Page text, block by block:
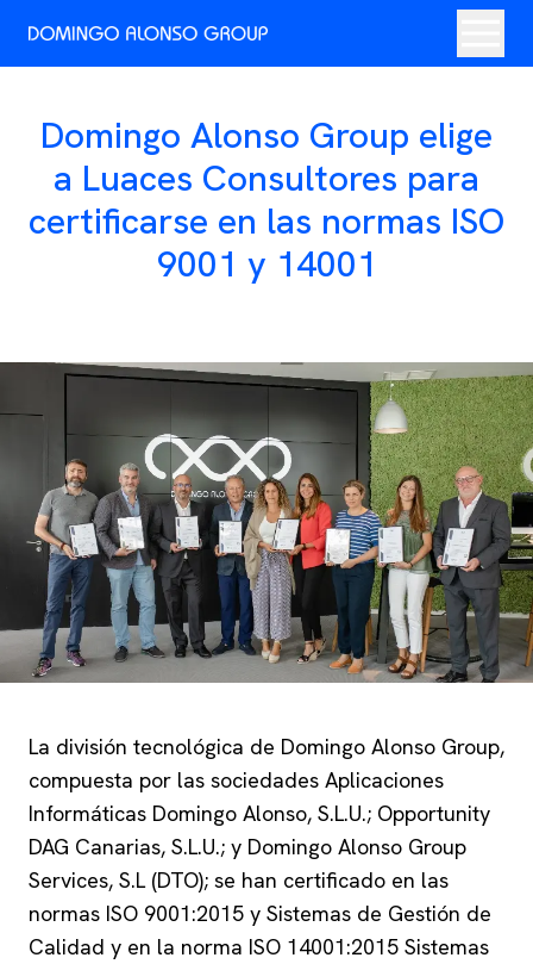
Domingo Alonso Group elige
a Luaces Consultores para
certificarse en las normas ISO
9001 y 14001
La división tecnológica de Domingo Alonso Group,
compuesta por las sociedades Aplicaciones
Informáticas Domingo Alonso, S.L.U.; Opportunity
DAG Canarias, S.L.U.; y Domingo Alonso Group
Services, S.L (DTO); se han certificado en las
normas ISO 9001:2015 y Sistemas de Gestión de
Calidad y en la norma ISO 14001:2015 Sistemas